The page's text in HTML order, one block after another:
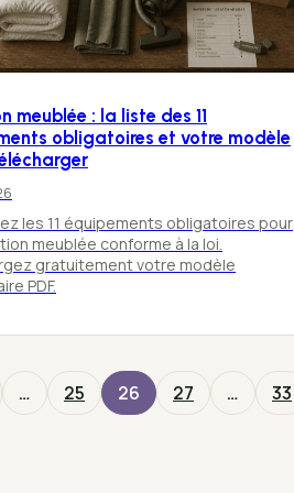
meublée : la liste des 11
obligatoires et votre modèle
les 11 équipements obligatoires pour
meublée conforme à la loi.
gratuitement votre modèle
PDF.
… 25 26 27 … 33